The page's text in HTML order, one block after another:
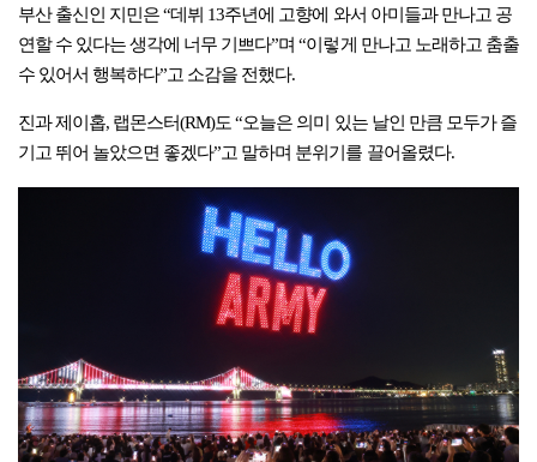
부산 출신인 지민은 “데뷔 13주년에 고향에 와서 아미들과 만나고 공
연할 수 있다는 생각에 너무 기쁘다”며 “이렇게 만나고 노래하고 춤출
수 있어서 행복하다”고 소감을 전했다.
진과 제이홉, 랩몬스터(RM)도 “오늘은 의미 있는 날인 만큼 모두가 즐
기고 뛰어 놀았으면 좋겠다”고 말하며 분위기를 끌어올렸다.